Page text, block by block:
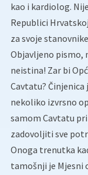
kao i kardiolog.
Republici
za svoje
Objavljeno pismo,
neistina! Zar bi
Cavtatu? Činjenica
nekoliko izvrsno
samom Cavtatu
zadovoljiti sve
Onoga trenutka
tamošnji je Mjesni